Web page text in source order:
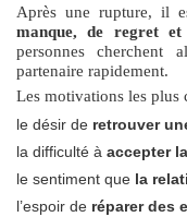
Après une rupture, il
manque, de regret et
personnes cherchent
partenaire rapidement.
Les motivations les plus
le désir de retrouver
la difficulté à accepter
le sentiment que la
l’espoir de réparer des